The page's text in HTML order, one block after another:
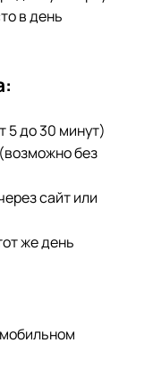
в день
5 до 30 минут)
без
сайт или
же день
мобильном